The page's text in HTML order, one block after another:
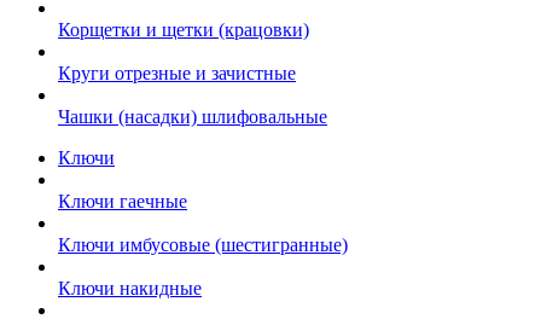
Корщетки и щетки (крацовки)
Круги отрезные и зачистные
Чашки (насадки) шлифовальные
Ключи
Ключи гаечные
Ключи имбусовые (шестигранные)
Ключи накидные